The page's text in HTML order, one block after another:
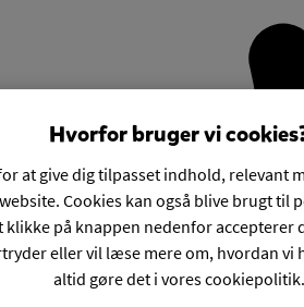
Hvorfor bruger vi
at give dig tilpasset indhold, relevant
Cookies kan også blive brugt til
klikke på knappen nedenfor accepterer
eller vil læse mere om, hvordan vi
altid gøre det i vores cookiepolitik.